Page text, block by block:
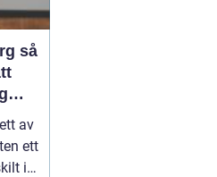
av
ett
i